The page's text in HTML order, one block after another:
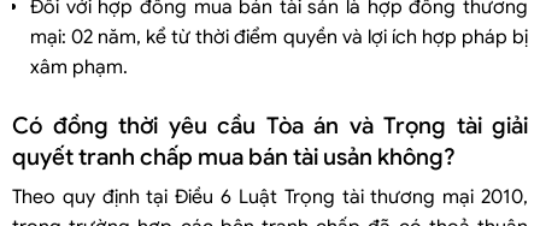
Đối với hợp đồng mua bán tài sản là hợp đồng thương
mại: 02 năm, kể từ thời điểm quyền và lợi ích hợp pháp bị
xâm phạm.
Có đồng thời yêu cầu Tòa án và Trọng tài giải
quyết tranh chấp mua bán tài usản không?
Theo quy định tại Điều 6 Luật Trọng tài thương mại 2010,